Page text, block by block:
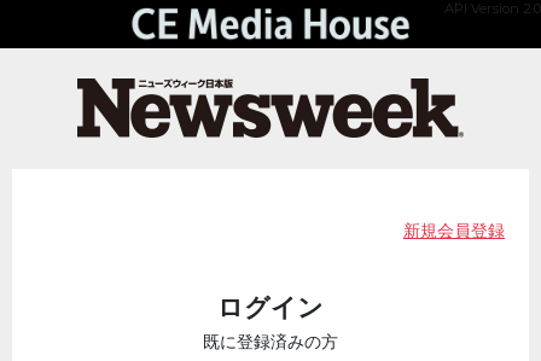
API Version 2.0
新規会員登録
ログイン
既に登録済みの方